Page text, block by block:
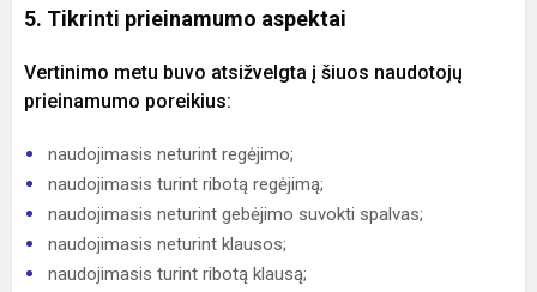
5. Tikrinti prieinamumo aspektai
Vertinimo metu buvo atsižvelgta į šiuos naudotojų
prieinamumo poreikius:
naudojimasis neturint regėjimo;
naudojimasis turint ribotą regėjimą;
naudojimasis neturint gebėjimo suvokti spalvas;
naudojimasis neturint klausos;
naudojimasis turint ribotą klausą;